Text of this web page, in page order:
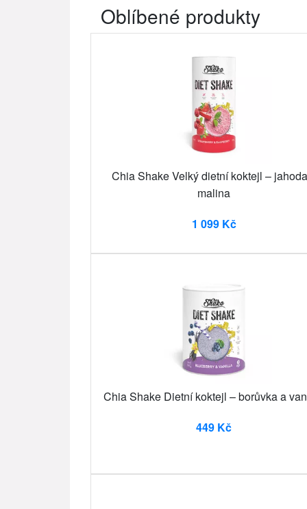
Oblíbené produkty
Chia Shake Velký dietní koktejl –
malina
1 099 Kč
Chia Shake Dietní koktejl – borůvka a
449 Kč